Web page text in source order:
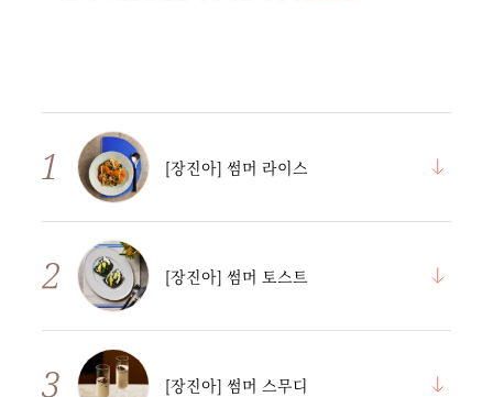
[장진아] 썸머 라이스
[장진아] 썸머 토스트
[장진아] 썸머 스무디